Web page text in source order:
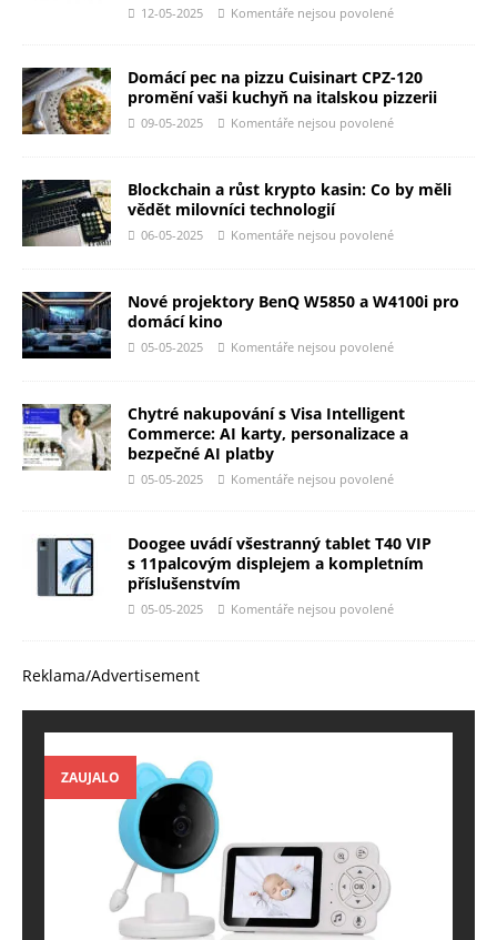
12-05-2025 Komentáře nejsou povolené
Domácí pec na pizzu Cuisinart CPZ-120
promění vaši kuchyň na italskou pizzerii
09-05-2025 Komentáře nejsou povolené
Blockchain a růst krypto kasin: Co by měli
vědět milovníci technologií
06-05-2025 Komentáře nejsou povolené
Nové projektory BenQ W5850 a W4100i pro
domácí kino
05-05-2025 Komentáře nejsou povolené
Chytré nakupování s Visa Intelligent
Commerce: AI karty, personalizace a
bezpečné AI platby
05-05-2025 Komentáře nejsou povolené
Doogee uvádí všestranný tablet T40 VIP
s 11palcovým displejem a kompletním
příslušenstvím
05-05-2025 Komentáře nejsou povolené
Reklama/Advertisement
ZAUJALO